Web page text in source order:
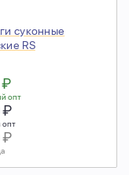
суконные
RS
опт
₽
опт
₽